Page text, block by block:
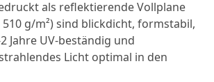
als reflektierende Vollplane
510 g/m²) sind blickdicht, formstabil,
Jahre UV-beständig und
Licht optimal in den